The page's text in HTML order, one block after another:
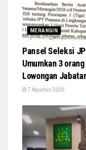
MERANGIN
Pansel Seleksi
Umumkan 3
Lowongan
7 Agustus 2026